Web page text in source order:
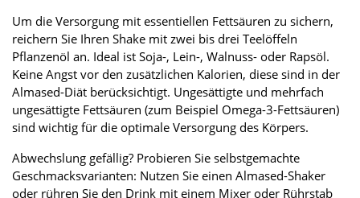
Um die Versorgung mit essentiellen Fettsäuren zu sichern,
reichern Sie Ihren Shake mit zwei bis drei Teelöffeln
Pflanzenöl an. Ideal ist Soja-, Lein-, Walnuss- oder Rapsöl.
Keine Angst vor den zusätzlichen Kalorien, diese sind in der
Almased-Diät berücksichtigt. Ungesättigte und mehrfach
ungesättigte Fettsäuren (zum Beispiel Omega-3-Fettsäuren)
sind wichtig für die optimale Versorgung des Körpers.
Abwechslung gefällig? Probieren Sie selbstgemachte
Geschmacksvarianten: Nutzen Sie einen Almased-Shaker
oder rühren Sie den Drink mit einem Mixer oder Rührstab